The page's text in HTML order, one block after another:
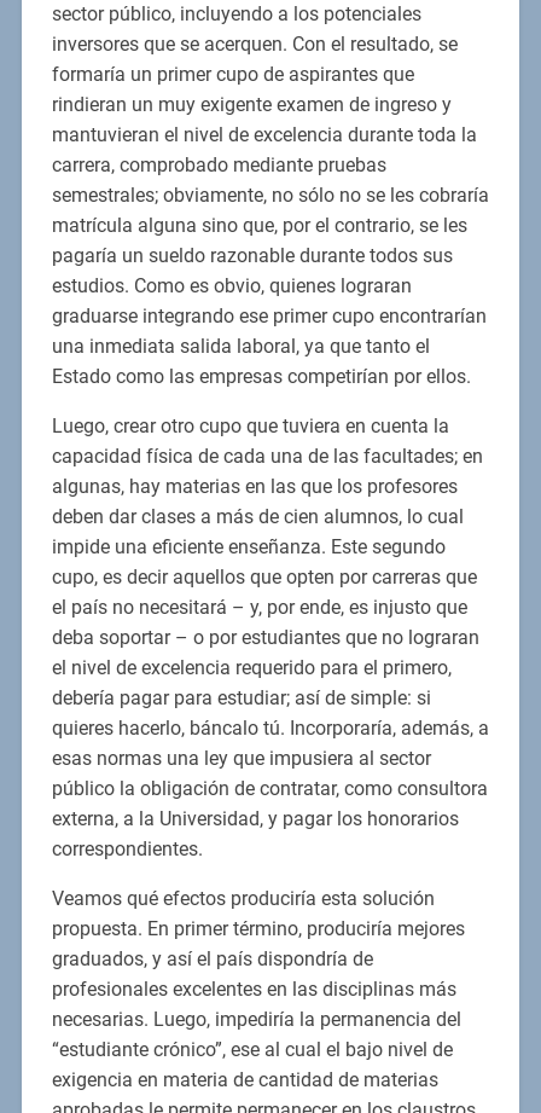
sector público, incluyendo a los potenciales
inversores que se acerquen. Con el resultado, se
formaría un primer cupo de aspirantes que
rindieran un muy exigente examen de ingreso y
mantuvieran el nivel de excelencia durante toda la
carrera, comprobado mediante pruebas
semestrales; obviamente, no sólo no se les cobraría
matrícula alguna sino que, por el contrario, se les
pagaría un sueldo razonable durante todos sus
estudios. Como es obvio, quienes lograran
graduarse integrando ese primer cupo encontrarían
una inmediata salida laboral, ya que tanto el
Estado como las empresas competirían por ellos.
Luego, crear otro cupo que tuviera en cuenta la
capacidad física de cada una de las facultades; en
algunas, hay materias en las que los profesores
deben dar clases a más de cien alumnos, lo cual
impide una eficiente enseñanza. Este segundo
cupo, es decir aquellos que opten por carreras que
el país no necesitará – y, por ende, es injusto que
deba soportar – o por estudiantes que no lograran
el nivel de excelencia requerido para el primero,
debería pagar para estudiar; así de simple: si
quieres hacerlo, báncalo tú. Incorporaría, además, a
esas normas una ley que impusiera al sector
público la obligación de contratar, como consultora
externa, a la Universidad, y pagar los honorarios
correspondientes.
Veamos qué efectos produciría esta solución
propuesta. En primer término, produciría mejores
graduados, y así el país dispondría de
profesionales excelentes en las disciplinas más
necesarias. Luego, impediría la permanencia del
“estudiante crónico”, ese al cual el bajo nivel de
exigencia en materia de cantidad de materias